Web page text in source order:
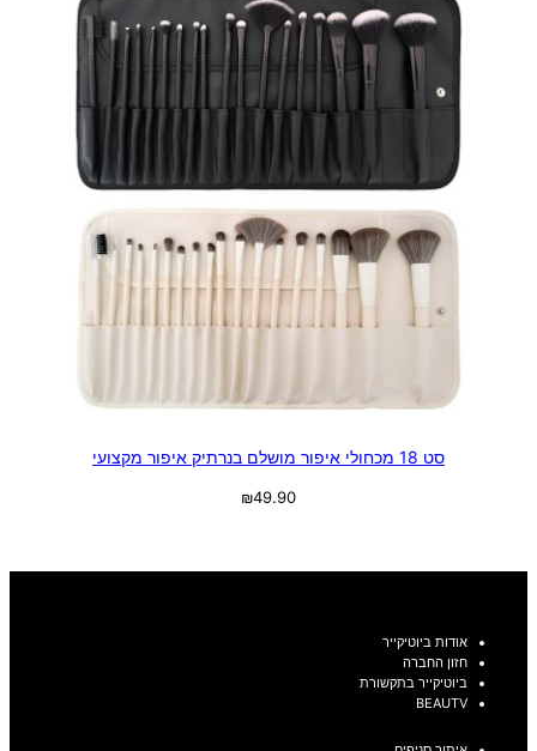
סט 18 מכחולי איפור מושלם בנרתיק איפור מקצועי
₪49.90
אודות ביוטיקייר
חזון החברה
ביוטיקייר בתקשורת
BEAUTV